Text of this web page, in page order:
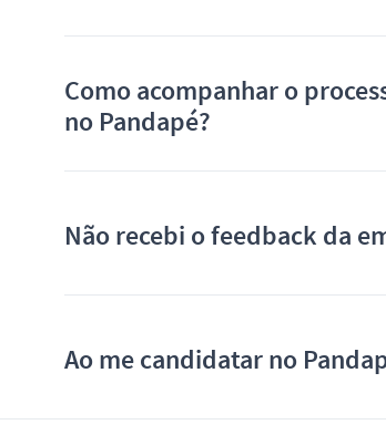
Como acompanhar o
no Pandapé?
Não recebi o feedback da
Ao me candidatar no